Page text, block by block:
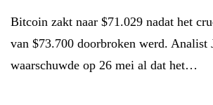
Bitcoin zakt naar $71.029 nadat het
van $73.700 doorbroken werd. Analist
waarschuwde op 26 mei al dat het…